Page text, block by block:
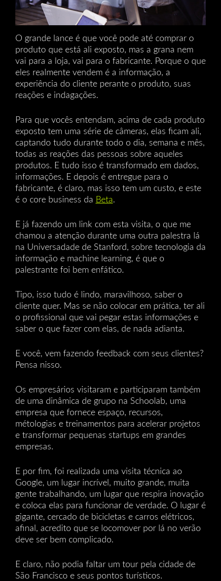
O grande lance é que você pode até comprar o
produto que está ali exposto, mas a grana nem
vai para a loja, vai para o fabricante. Porque o que
eles realmente vendem é a informação, a
experiência do cliente perante o produto, suas
reações e indagações.
Para que vocês entendam, acima de cada produto
exposto tem uma série de câmeras, elas ficam ali,
captando tudo durante todo o dia, semana e mês,
todas as reações das pessoas sobre aqueles
produtos. E tudo isso é transformado em dados,
informações. E depois é entregue para o
fabricante, é claro, mas isso tem um custo, e este
é o core business da Beta.
E já fazendo um link com esta visita, o que me
chamou a atenção durante uma outra palestra lá
na Universadade de Stanford, sobre tecnologia da
informação e machine learning, é que o
palestrante foi bem enfático.
Tipo, isso tudo é lindo, maravilhoso, saber o
cliente quer. Mas se não colocar em prática, ter ali
o profissional que vai pegar estas informações e
saber o que fazer com elas, de nada adianta.
E você, vem fazendo feedback com seus clientes?
Pensa nisso.
Os empresários visitaram e participaram também
de uma dinâmica de grupo na Schoolab, uma
empresa que fornece espaço, recursos,
métologias e treinamentos para acelerar projetos
e transformar pequenas startups em grandes
empresas.
E por fim, foi realizada uma visita técnica ao
Google, um lugar incrível, muito grande, muita
gente trabalhando, um lugar que respira inovação
e coloca elas para funcionar de verdade. O lugar é
gigante, cercado de bicicletas e carros elétricos,
afinal, acredito que se locomover por lá no verão
deve ser bem complicado.
E claro, não podia faltar um tour pela cidade de
São Francisco e seus pontos turísticos.